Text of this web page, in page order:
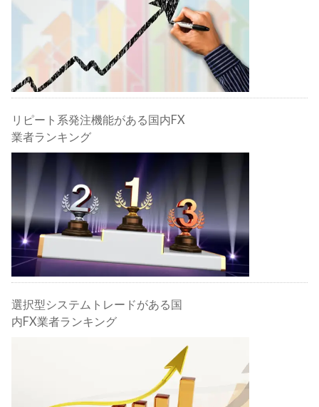
リピート系発注機能がある国内FX
業者ランキング
選択型システムトレードがある国
内FX業者ランキング